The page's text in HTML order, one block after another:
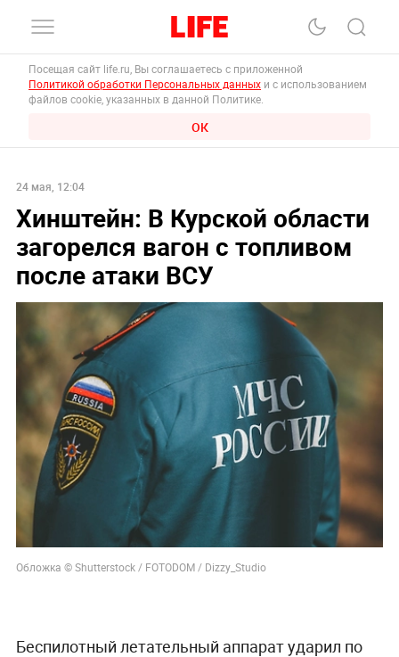
Посещая сайт life.ru, Вы соглашаетесь с приложенной
Политикой обработки Персональных данных и с использованием
файлов cookie, указанных в данной Политике.
ОК
24 мая, 12:04
Хинштейн: В Курской области
загорелся вагон с топливом
после атаки ВСУ
Обложка © Shutterstock / FOTODOM / Dizzy_Studio
Беспилотный летательный аппарат ударил по